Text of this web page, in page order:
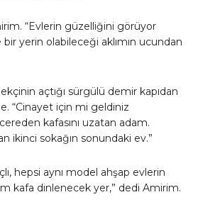
“Evlerin güzelliğini görüyor
yerin olabileceği aklımın ucundan
açtığı sürgülü demir kapıdan
“Cinayet için mi geldiniz
kafasını uzatan adam.
ikinci sokağın sonundaki ev.”
hepsi aynı model ahşap evlerin
kafa dinlenecek yer,” dedi Amirim.